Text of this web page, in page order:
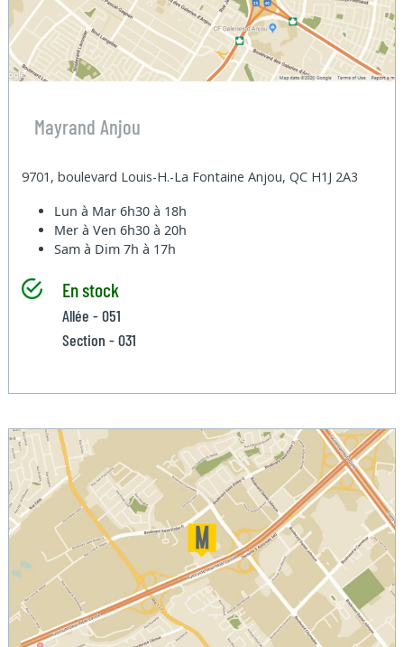
Mayrand Anjou
9701, boulevard Louis-H.-La Fontaine Anjou, QC H1J 2A3
Lun à Mar6h30 à 18h
Mer à Ven6h30 à 20h
Sam à Dim7h à 17h
En stock
Allée - 051
Section - 031